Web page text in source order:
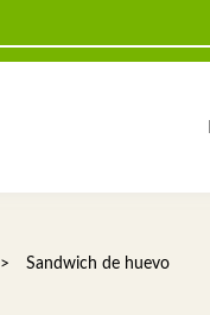
> Sandwich de huevo